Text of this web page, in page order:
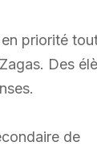
priorité
Des
de